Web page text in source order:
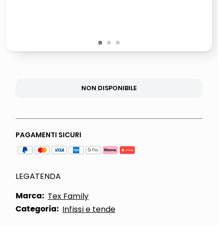
1 2 3
NON DISPONIBILE
PAGAMENTI SICURI
LEGATENDA
Marca: Tex Family
Categoria: Infissi e tende